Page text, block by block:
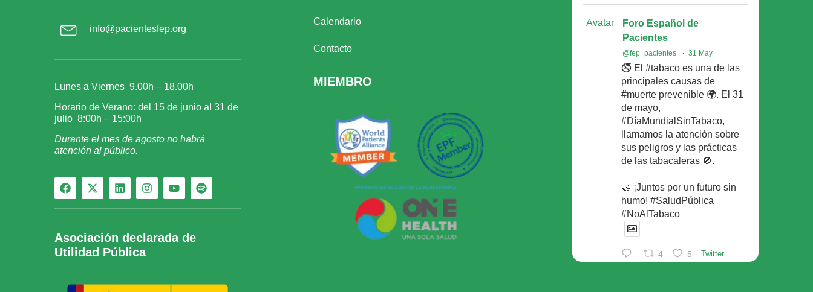
info@pacientesfep.org
Lunes a Viernes 9.00h – 18.00h
Horario de Verano: del 15 de junio al 31 de
julio 8:00h – 15:00h
Durante el mes de agosto no habrá
atención al público.
Asociación declarada de
Utilidad Pública
Calendario
Contacto
MIEMBRO
Avatar
Foro Español de
Pacientes
@fep_pacientes · 31 May
🚭 El #tabaco es una de las
principales causas de
#muerte prevenible 🌍. El 31
de mayo,
#DíaMundialSinTabaco,
llamamos la atención sobre
sus peligros y las prácticas
de las tabacaleras 🚫.
🤝 ¡Juntos por un futuro sin
humo! #SaludPública
#NoAlTabaco
4 5 Twitter